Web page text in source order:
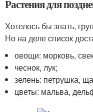
Растения для
Хотелось бы знать,
Но на деле список
овощи: морковь,
чеснок, лук;
зелень: петрушка,
цветы: мальва,